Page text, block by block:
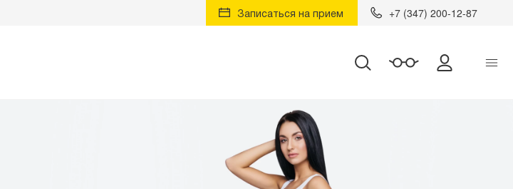
Записаться на прием +7 (347) 200-12-87
Личный